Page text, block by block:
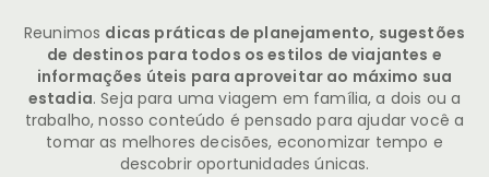
Reunimos dicas práticas de planejamento, sugestões
de destinos para todos os estilos de viajantes e
informações úteis para aproveitar ao máximo sua
estadia. Seja para uma viagem em família, a dois ou a
trabalho, nosso conteúdo é pensado para ajudar você a
tomar as melhores decisões, economizar tempo e
descobrir oportunidades únicas.